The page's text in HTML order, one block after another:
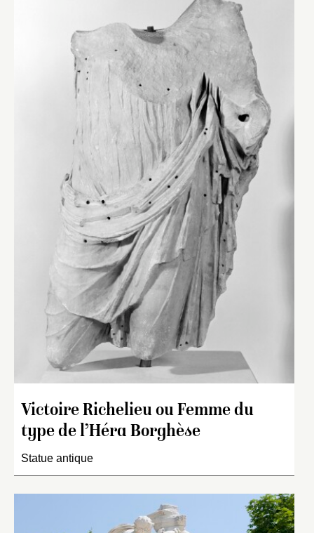
Victoire Richelieu ou Femme du
type de l’Héra Borghèse
Statue antique